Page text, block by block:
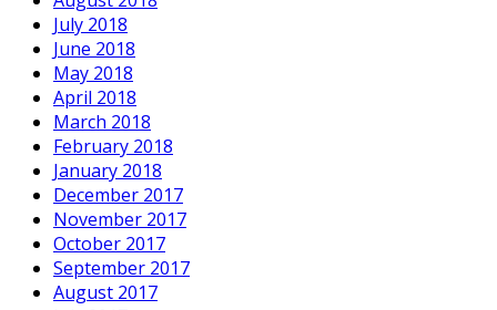
July 2018
June 2018
May 2018
April 2018
March 2018
February 2018
January 2018
December 2017
November 2017
October 2017
September 2017
August 2017